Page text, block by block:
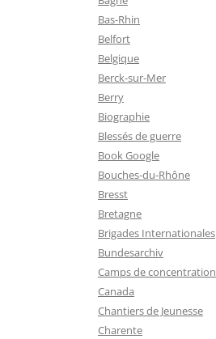
LES MOUTIERS-EN-RETZ – PLAQUE
DE SÉPULTURE DES FRÈRES
LES MOUTIERS-EN-RETZ :
L’ENSEIGNE DE VAISSEAU LEROUX
Bas-Rhin
Belfort
Belgique
Berck-sur-Mer
Berry
Biographie
Blessés de guerre
Book Google
Bouches-du-Rhône
Bresst
Bretagne
Brigades Internationales
Bundesarchiv
Camps de concentration
Canada
Chantiers de Jeunesse
Charente